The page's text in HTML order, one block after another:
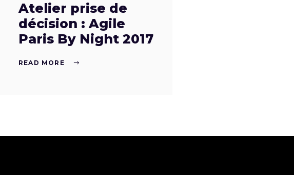
Atelier prise de
décision : Agile
Paris By Night 2017
READ MORE